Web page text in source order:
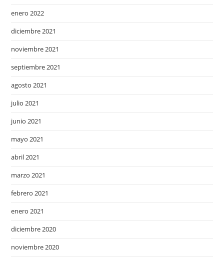
enero 2022
diciembre 2021
noviembre 2021
septiembre 2021
agosto 2021
julio 2021
junio 2021
mayo 2021
abril 2021
marzo 2021
febrero 2021
enero 2021
diciembre 2020
noviembre 2020